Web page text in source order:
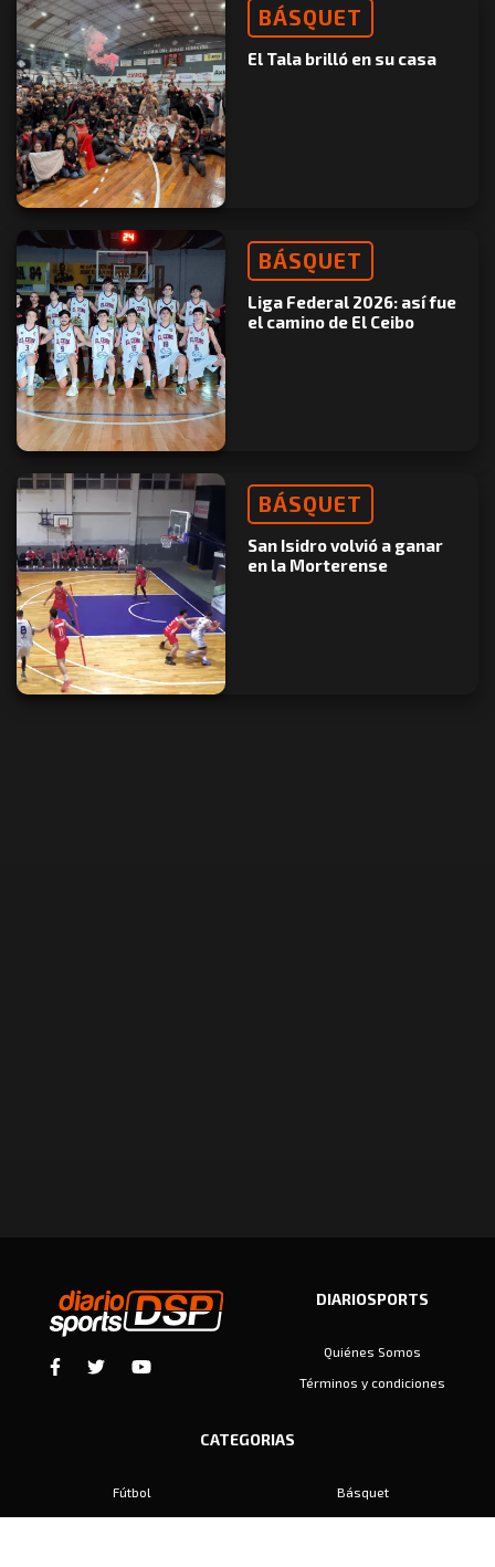
BÁSQUET
El Tala brilló en su casa
BÁSQUET
Liga Federal 2026: así fue
el camino de El Ceibo
BÁSQUET
San Isidro volvió a ganar
en la Morterense
DIARIOSPORTS
Quiénes Somos
Términos y condiciones
CATEGORIAS
Fútbol
Básquet